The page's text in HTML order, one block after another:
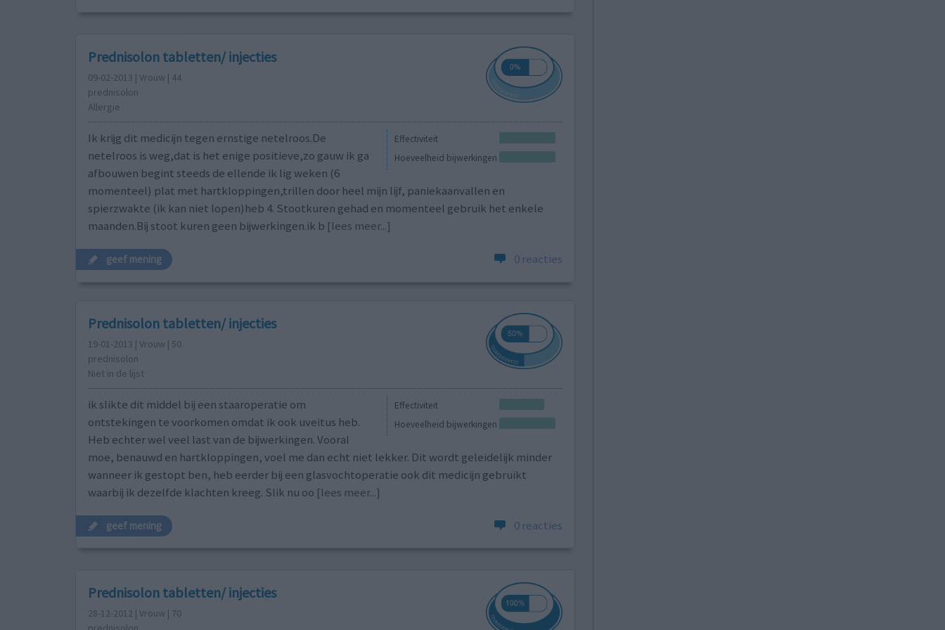
Prednisolon tabletten/ injecties
09-02-2013 | Vrouw | 44
prednisolon
Allergie
Effectiviteit
Hoeveelheid bijwerkingen
Ik krijg dit medicijn tegen ernstige netelroos.De
netelroos is weg,dat is het enige positieve,zo gauw ik ga
afbouwen begint steeds de ellende ik lig weken (6
momenteel) plat met hartkloppingen,trillen door heel mijn lijf, paniekaanvallen en
spierzwakte (ik kan niet lopen)heb 4. Stootkuren gehad en momenteel gebruik het enkele
maanden.Bij stoot kuren geen bijwerkingen.ik b [lees meer...]
geef mening 0 reacties
Prednisolon tabletten/ injecties
19-01-2013 | Vrouw | 50
prednisolon
Niet in de lijst
Effectiviteit
Hoeveelheid bijwerkingen
ik slikte dit middel bij een staaroperatie om
ontstekingen te voorkomen omdat ik ook uveitus heb.
Heb echter wel veel last van de bijwerkingen. Vooral
moe, benauwd en hartkloppingen, voel me dan echt niet lekker. Dit wordt geleidelijk minder
wanneer ik gestopt ben, heb eerder bij een glasvochtoperatie ook dit medicijn gebruikt
waarbij ik dezelfde klachten kreeg. Slik nu oo [lees meer...]
geef mening 0 reacties
Prednisolon tabletten/ injecties
28-12-2012 | Vrouw | 70